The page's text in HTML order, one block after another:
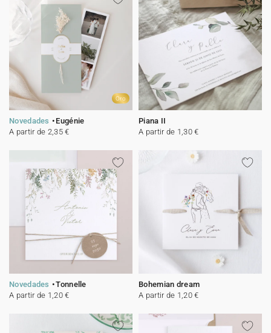
Oro
Novedades
Eugénie
A partir de 2,35 €
Piana II
A partir de 1,30 €
Novedades
Tonnelle
A partir de 1,20 €
Bohemian dream
A partir de 1,20 €